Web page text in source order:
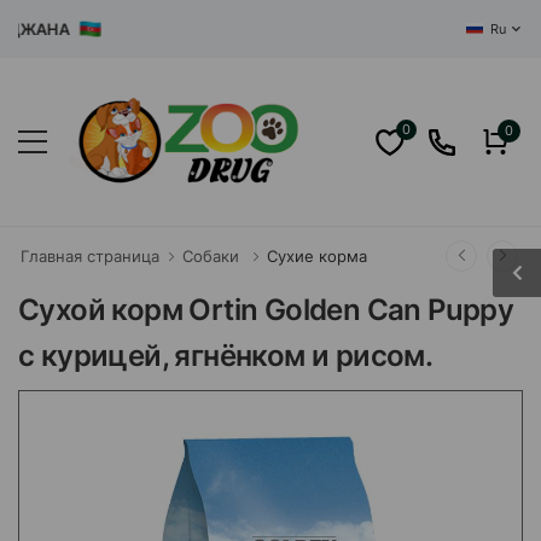
Ru
0 0
Главная страница Собаки Сухие корма
Сухой корм Ortin Golden Can Puppy
с курицей, ягнёнком и рисом.